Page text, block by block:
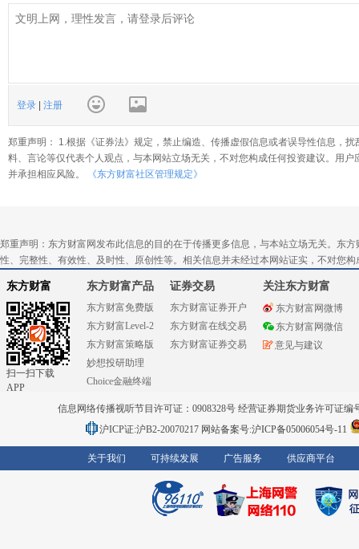
登录 注册
郑重声明： 1.根据《证券法》规定，禁止编造、传播虚假信息或者误导性信息，
料、言论等仅代表个人观点，与本网站立场无关，不对您构成任何投资建议。用
并承担相应风险。
《东方财富社区管理规定》
郑重声明：东方财富网发布此信息的目的在于传播更多信息，与本站立场无关。东
性、完整性、有效性、及时性、原创性等。相关信息并未经过本网站证实，不对您
东方财富
扫一扫下载
APP
东方财富产品
东方财富免费版
东方财富Level-2
东方财富策略版
妙想投研助理
Choice金融终端
证券交易
东方财富证券开户
东方财富在线交易
东方财富证券交易
关注东方财富
东方财富网微博
东方财富网微信
意见与建议
信息网络传播视听节目许可证：0908328号 经营证券期货业务许可证编
沪ICP证:沪B2-20070217 网站备案号:沪ICP备05006054号-11
关于我们 可持续发展 广告服务 供应商平台